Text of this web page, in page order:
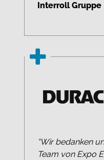
Interroll Gruppe
“Wir bedanken
Team von Expo